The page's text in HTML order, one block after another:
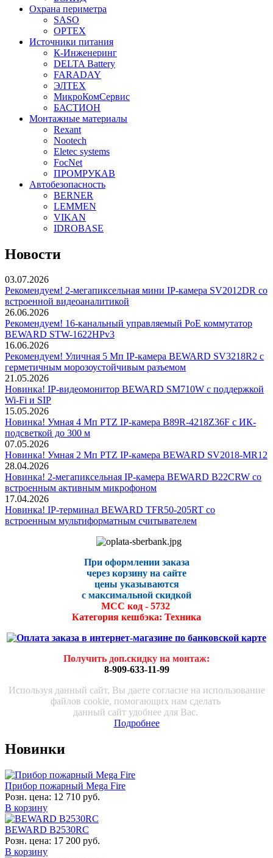
Охрана периметра
SASO
OPTEX
Источники питания
К-Инженеринг
DELTA Battery
FARADAY
ЭЛТЕХ
МикроКомСервис
БАСТИОН
Монтажные материалы
Rexant
Nootech
Eletec systems
FocNet
ПРОМРУКАВ
Автобезопасность
BERNER
LEMMEN
VIKAN
IDROBASE
Новости
03.07.2026
Рекомендуем! 2-мегапиксельная мини IP-камера SV2012DR со
встроенной видеоаналитикой
26.06.2026
Рекомендуем! 16-канальный управляемый PoE коммутатор
BEWARD STW-1622HPv3
16.06.2026
Рекомендуем! Уличная 5 Мп IP-камера BEWARD SV3218R2 с
герметичным морозоустойчивым разъемом
21.05.2026
Новинка! IP-видеомонитор BEWARD SM710W с поддержкой
Wi-Fi и SIP
15.05.2026
Новинка! Умная 4 Мп PTZ IP-камера B89R-4218Z36F с ИК-
подсветкой до 300 м
07.05.2026
Новинка! Умная 2 Мп PTZ IP-камера BEWARD SV2018-MR12
28.04.2026
Новинка! 2-мегапиксельная IP-камера BEWARD B22CRW со
встроенным активным микрофоном
17.04.2026
Новинка! IP-терминал BEWARD TFR50-205RT со
встроенным мультиформатным считывателем
При оформлении заказа
через корзину на сайте
цены указываются
с максимальной скидкой
МСС код - 5732
Категория кешбэка: Техника
Получить доп.скидку на монтаж:
8-909-633-11-99
Используя данный сайт, Вы даете согласие на использование
файлов cookie, помогающих нам сделать
данный сайт удобнее для Вас.
Подробнее
Новинки
Прибор пожарный Mega Fire
Розн. цена: 12 710 руб.
В корзину
BEWARD B2530RC
Розн. цена: 17 200 руб.
В корзину